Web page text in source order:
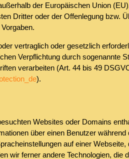
der Europäischen Union
Dritter oder der Offenlegung bzw.
vertraglich oder gesetzlich
Verpflichtung durch sogenannte
verarbeiten (Art. 44 bis 49
).
Websites oder Domains
über einen Benutzer
auf einer
wir ferner andere Technologien,